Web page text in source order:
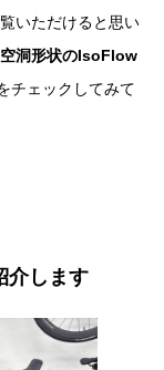
いただけると思い
空洞形状のIsoFlow
チェックしてみて
介します